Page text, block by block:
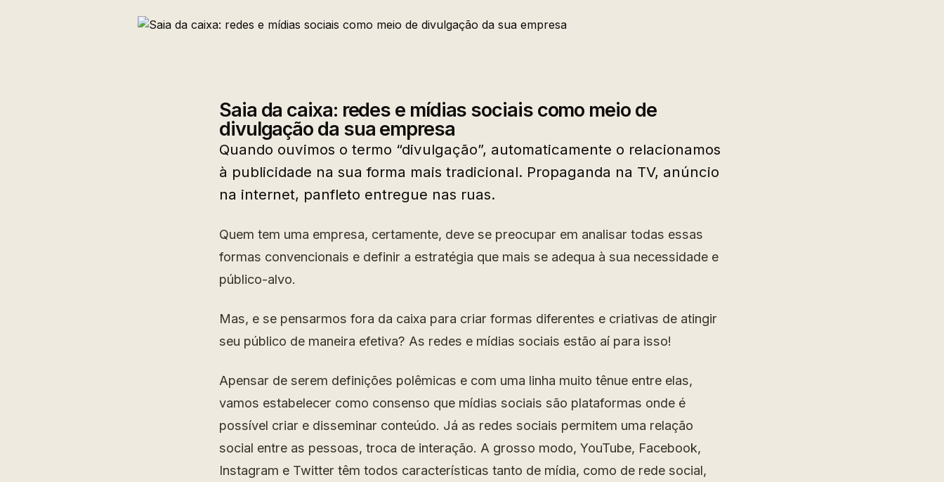
Saia da caixa: redes e mídias sociais como meio de
divulgação da sua empresa
Quando ouvimos o termo “divulgação”, automaticamente o relacionamos
à publicidade na sua forma mais tradicional. Propaganda na TV, anúncio
na internet, panfleto entregue nas ruas.
Quem tem uma empresa, certamente, deve se preocupar em analisar todas essas
formas convencionais e definir a estratégia que mais se adequa à sua necessidade e
público-alvo.
Mas, e se pensarmos fora da caixa para criar formas diferentes e criativas de atingir
seu público de maneira efetiva? As redes e mídias sociais estão aí para isso!
Apensar de serem definições polêmicas e com uma linha muito tênue entre elas,
vamos estabelecer como consenso que mídias sociais são plataformas onde é
possível criar e disseminar conteúdo. Já as redes sociais permitem uma relação
social entre as pessoas, troca de interação. A grosso modo, YouTube, Facebook,
Instagram e Twitter têm todos características tanto de mídia, como de rede social,